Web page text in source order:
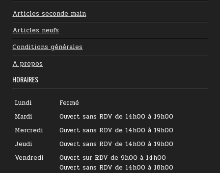
Articles seconde main
Articles neufs
Conditions générales
A propos
HORAIRES
Lundi
Fermé
Mardi
Ouvert sans RDV de 14h00 à 19h00
Mercredi
Ouvert sans RDV de 14h00 à 19h00
Jeudi
Ouvert sans RDV de 14h00 à 19h00
Vendredi
Ouvert sur RDV de 9h00 à 14h00
Ouvert sans RDV de 14h00 à 18h00